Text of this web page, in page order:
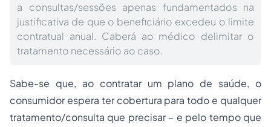
a consultas/sessões apenas fundamentados na
justificativa de que o beneficiário excedeu o limite
contratual anual. Caberá ao médico delimitar o
tratamento necessário ao caso.
Sabe-se que, ao contratar um plano de saúde, o
consumidor espera ter cobertura para todo e qualquer
tratamento/consulta que precisar – e pelo tempo que